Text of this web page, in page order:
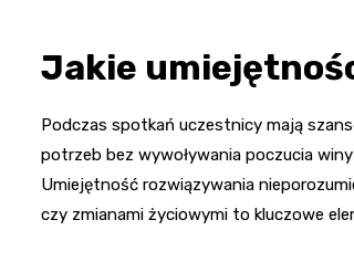
Jakie
Podczas spotkań uczestnicy mają
potrzeb bez wywoływania poczucia
Umiejętność rozwiązywania
czy zmianami życiowymi to kluczowe